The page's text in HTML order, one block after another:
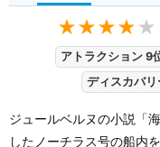
★★★★ ★
アトラクション 9
ディスカバリ
ジュールベルヌの小説「
したノーチラス号の船内